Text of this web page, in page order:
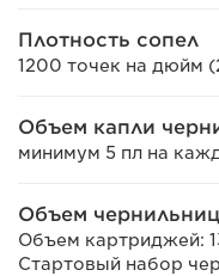
Плотность сопел
1200 точек на дюйм
Объем капли
минимум 5 пл на
Объем чернильниц
Объем картриджей:
Стартовый набор